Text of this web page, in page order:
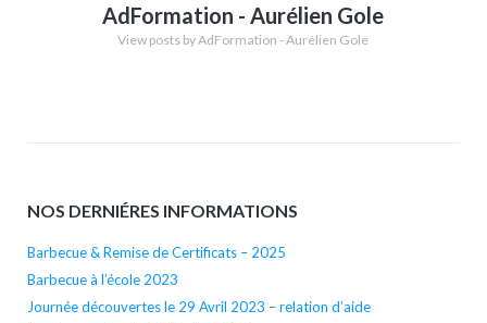
AdFormation - Aurélien Gole
View posts by AdFormation - Aurélien Gole
NOS DERNIÉRES INFORMATIONS
Barbecue & Remise de Certificats – 2025
Barbecue à l’école 2023
Journée découvertes le 29 Avril 2023 – relation d’aide